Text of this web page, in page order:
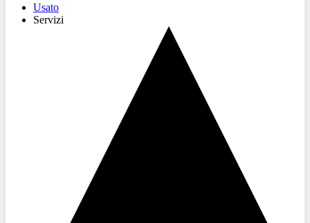
Usato
Servizi